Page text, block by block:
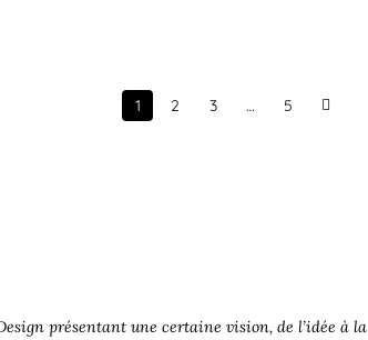
1 2 3 … 5 Next
présentant une certaine vision, de l’idée à la